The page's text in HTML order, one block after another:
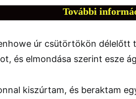
További
úr csütörtökön délelőtt
és elmondása szerint esze
kiszúrtam, és beraktam